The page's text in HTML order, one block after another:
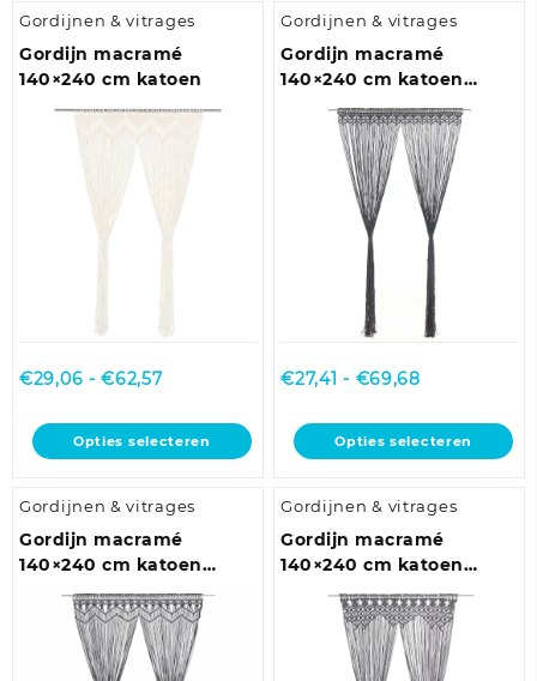
meerdere
variaties.
Deze
meerdere
variaties.
Deze
gekozen
productpagina
Gordijnen & vitrages
Gordijn macramé
140×240 cm katoen
€29,06 - €62,57Prijsklasse:
tot
€62,57
Opties selecteren
Dit
product
meerdere
variaties.
Deze
gekozen
worden
Gordijnen & vitrages
Gordijn macramé
140×240 cm katoen
antraciet
€27,41 - €69,68Prijsklasse:
tot
€69,68
Opties selecteren
Dit
product
meerdere
variaties.
Deze
gekozen
Gordijnen & vitrages
Gordijn macramé
140×240 cm katoen
antraciet
Gordijnen & vitrages
Gordijn macramé
140×240 cm katoen
antraciet